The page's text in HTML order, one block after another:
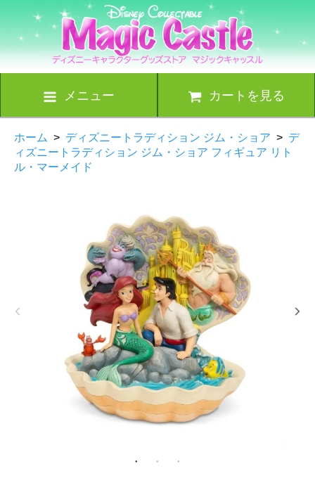
メニュー カートを見る
ホーム > ディズニートラディション ジム・ショア > デ
ィズニートラディション ジム・ショア フィギュア リト
ル・マーメイド